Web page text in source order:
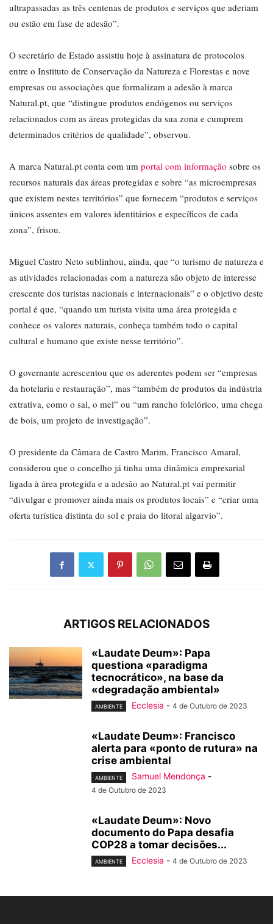
ultrapassadas as três centenas de produtos e serviços que aderiam
ou estão em fase de adesão”.
O secretário de Estado assistiu hoje à assinatura de protocolos
entre o Instituto de Conservação da Natureza e Florestas e nove
empresas ou associações que formalizam a adesão à marca
Natural.pt, que “distingue produtos endógenos ou serviços
relacionados com as áreas protegidas da sua zona e cumprem
determinados critérios de qualidade”, observou.
A marca Natural.pt conta com um portal com informação sobre os
recursos naturais das áreas protegidas e sobre “as microempresas
que existem nestes territórios” que fornecem “produtos e serviços
únicos assentes em valores identitários e específicos de cada
zona”, frisou.
Miguel Castro Neto sublinhou, ainda, que “o turismo de natureza e
as atividades relacionadas com a natureza são objeto de interesse
crescente dos turistas nacionais e internacionais” e o objetivo deste
portal é que, “quando um turista visita uma área protegida e
conhece os valores naturais, conheça também todo o capital
cultural e humano que existe nesse território”.
O governante acrescentou que os aderentes podem ser “empresas
da hotelaria e restauração”, mas “também de produtos da indústria
extrativa, como o sal, o mel” ou “um rancho folclórico, uma chega
de bois, um projeto de investigação”.
O presidente da Câmara de Castro Marim, Francisco Amaral,
considerou que o concelho já tinha uma dinâmica empresarial
ligada à área protegida e a adesão ao Natural.pt vai permitir
“divulgar e promover ainda mais os produtos locais” e “criar uma
oferta turística distinta do sol e praia do litoral algarvio”.
ARTIGOS RELACIONADOS
«Laudate Deum»: Papa
questiona «paradigma
tecnocrático», na base da
«degradação ambiental»
AMBIENTE Ecclesia - 4 de Outubro de 2023
«Laudate Deum»: Francisco
alerta para «ponto de rutura» na
crise ambiental
AMBIENTE Samuel Mendonça -
4 de Outubro de 2023
«Laudate Deum»: Novo
documento do Papa desafia
COP28 a tomar decisões...
AMBIENTE Ecclesia - 4 de Outubro de 2023